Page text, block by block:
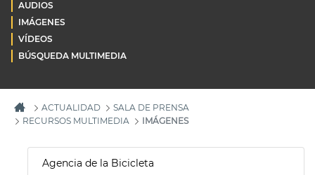
AUDIOS
IMÁGENES
VÍDEOS
BÚSQUEDA MULTIMEDIA
ACTUALIDAD
SALA DE PRENSA
RECURSOS MULTIMEDIA
IMÁGENES
Agencia de la Bicicleta